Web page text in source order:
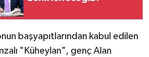
başyapıtlarından kabul edilen
"Küheylan", genç Alan